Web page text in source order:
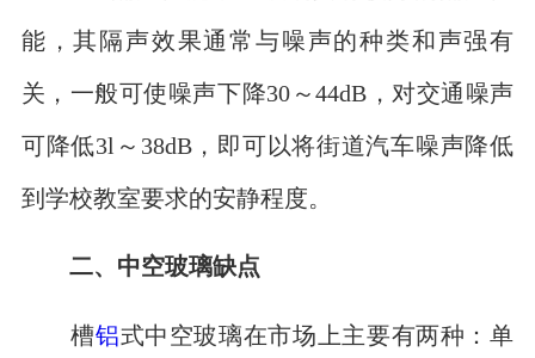
能，其隔声效果通常与噪声的种类和声强有
关，一般可使噪声下降30～44dB，对交通噪声
可降低3l～38dB，即可以将街道汽车噪声降低
到学校教室要求的安静程度。
二、中空玻璃缺点
槽铝式中空玻璃在市场上主要有两种：单